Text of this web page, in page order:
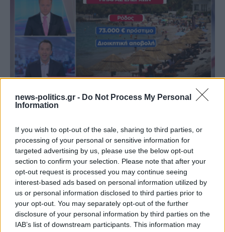
news-politics.gr - Do Not Process My Personal
Information
If you wish to opt-out of the sale, sharing to third parties, or
processing of your personal or sensitive information for
targeted advertising by us, please use the below opt-out
section to confirm your selection. Please note that after your
opt-out request is processed you may continue seeing
interest-based ads based on personal information utilized by
us or personal information disclosed to third parties prior to
your opt-out. You may separately opt-out of the further
disclosure of your personal information by third parties on the
IAB’s list of downstream participants. This information may
παραβάσεις στον αιγιαλό